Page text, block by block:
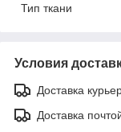
Тип ткани
Условия
Доставка
Доставка